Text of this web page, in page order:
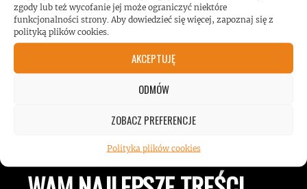
zgody lub też wycofanie jej może ograniczyć niektóre
funkcjonalności strony. Aby dowiedzieć się więcej, zapoznaj się z
polityką plików cookies.
AKCEPTUJĘ
ODMÓW
ZOBACZ PREFERENCJE
Polityka plików cookies
JESTEŚMY BLISKO
ZESPOŁÓW, KONCERTÓW I
LUDZI ZWIĄZANYCH Z
MUZYKĄ, BY DOSTARCZAĆ